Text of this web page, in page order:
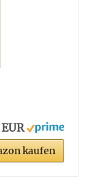
kaufen